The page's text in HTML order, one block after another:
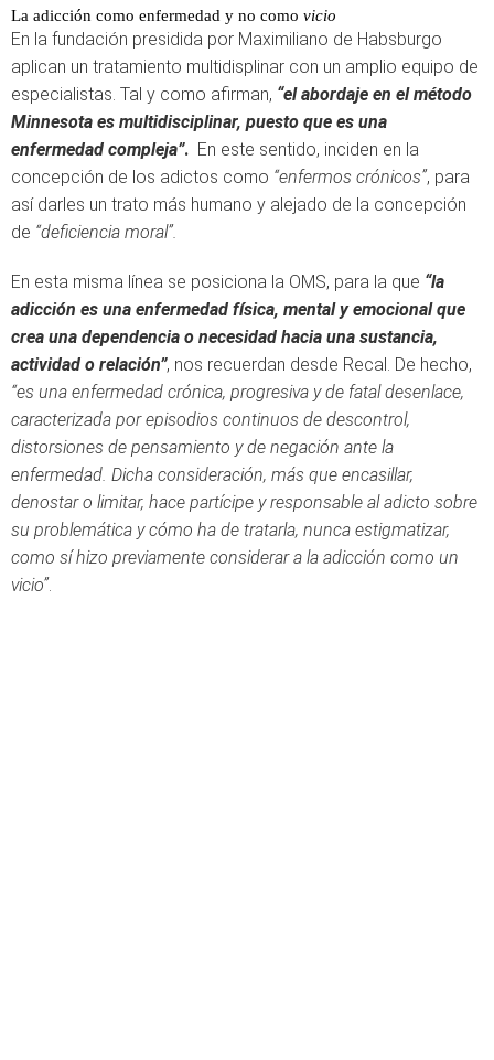
La adicción como enfermedad y no como vicio
En la fundación presidida por Maximiliano de Habsburgo
aplican un tratamiento multidisplinar con un amplio equipo de
especialistas. Tal y como afirman, “el abordaje en el método
Minnesota es multidisciplinar, puesto que es una
enfermedad compleja”. En este sentido, inciden en la
concepción de los adictos como “enfermos crónicos”, para
así darles un trato más humano y alejado de la concepción
de “deficiencia moral”.
En esta misma línea se posiciona la OMS, para la que “la
adicción es una enfermedad física, mental y emocional que
crea una dependencia o necesidad hacia una sustancia,
actividad o relación”, nos recuerdan desde Recal. De hecho,
“es una enfermedad crónica, progresiva y de fatal desenlace,
caracterizada por episodios continuos de descontrol,
distorsiones de pensamiento y de negación ante la
enfermedad. Dicha consideración, más que encasillar,
denostar o limitar, hace partícipe y responsable al adicto sobre
su problemática y cómo ha de tratarla, nunca estigmatizar,
como sí hizo previamente considerar a la adicción como un
vicio”.